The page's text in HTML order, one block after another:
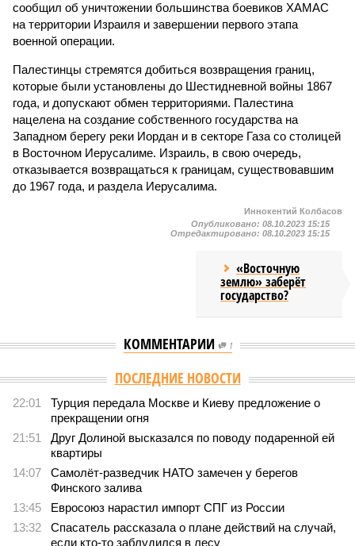
сообщил об уничтожении большинства боевиков ХАМАС
на территории Израиля и завершении первого этапа
военной операции.
Палестинцы стремятся добиться возвращения границ,
которые были установлены до Шестидневной войны 1867
года, и допускают обмен территориями. Палестина
нацелена на создание собственного государства на
Западном берегу реки Иордан и в секторе Газа со столицей
в Восточном Иерусалиме. Израиль, в свою очередь,
отказывается возвращаться к границам, существовавшим
до 1967 года, и раздела Иерусалима.
Иннокентий Колбасов
Опубликовано: 08.10.2023 15:15
Отредактировано: 08.10.2023 15:15
«Восточную
землю» заберёт
государство?
КОММЕНТАРИИ 1
ПОСЛЕДНИЕ НОВОСТИ
22:01
Турция передала Москве и Киеву предложение о
прекращении огня
21:51
Друг Долиной высказался по поводу подаренной ей
квартиры
14:07
Самолёт-разведчик НАТО замечен у берегов
Финского залива
13:45
Евросоюз нарастил импорт СПГ из России
13:32
Спасатель рассказала о плане действий на случай,
если кто-то заблудился в лесу